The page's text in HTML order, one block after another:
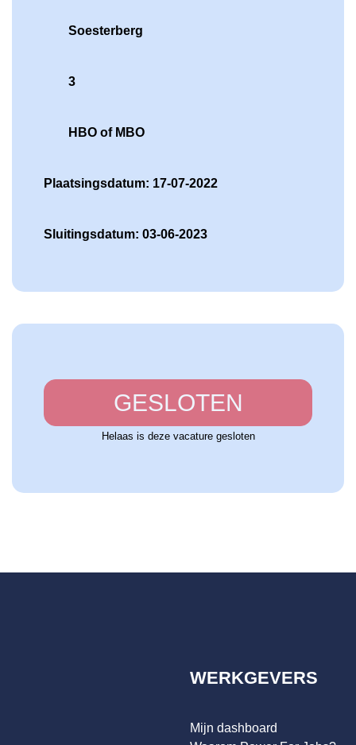
Soesterberg
3
HBO of MBO
Plaatsingsdatum: 17-07-2022
Sluitingsdatum: 03-06-2023
GESLOTEN
Helaas is deze vacature gesloten
WERKGEVERS
Mijn dashboard